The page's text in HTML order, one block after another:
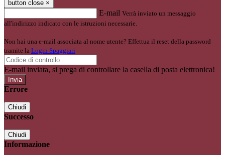
button close ×
E-mail Verrà inviato un messaggio
all'indirizzo indicato con le istruzioni necessarie.
Non hai una e-mail associata al nome utente? Effettua il reset della password
tramite la Login Spaggiari
E-mail inviata, si prega di controllare la casella di posta elettronica!
Errore
Chiudi
Successo
Chiudi
Informazione